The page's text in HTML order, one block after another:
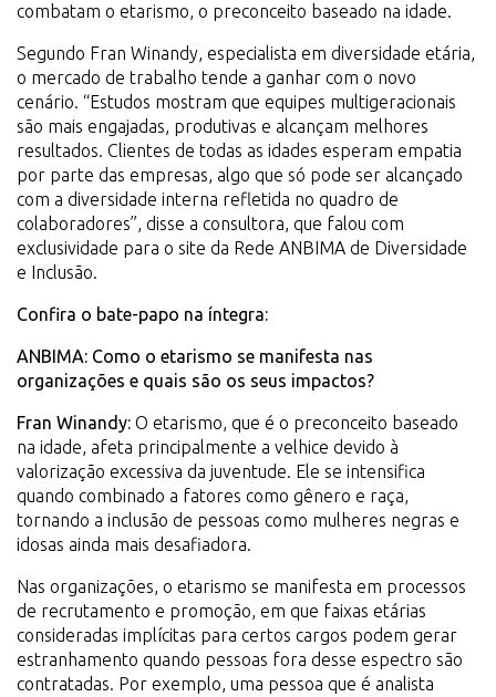
combatam o etarismo, o preconceito baseado na idade.
Segundo Fran Winandy, especialista em diversidade etária,
o mercado de trabalho tende a ganhar com o novo
cenário. “Estudos mostram que equipes multigeracionais
são mais engajadas, produtivas e alcançam melhores
resultados. Clientes de todas as idades esperam empatia
por parte das empresas, algo que só pode ser alcançado
com a diversidade interna refletida no quadro de
colaboradores”, disse a consultora, que falou com
exclusividade para o site da Rede ANBIMA de Diversidade
e Inclusão.
Confira o bate-papo na íntegra:
ANBIMA: Como o etarismo se manifesta nas
organizações e quais são os seus impactos?
Fran Winandy: O etarismo, que é o preconceito baseado
na idade, afeta principalmente a velhice devido à
valorização excessiva da juventude. Ele se intensifica
quando combinado a fatores como gênero e raça,
tornando a inclusão de pessoas como mulheres negras e
idosas ainda mais desafiadora.
Nas organizações, o etarismo se manifesta em processos
de recrutamento e promoção, em que faixas etárias
consideradas implícitas para certos cargos podem gerar
estranhamento quando pessoas fora desse espectro são
contratadas. Por exemplo, uma pessoa que é analista